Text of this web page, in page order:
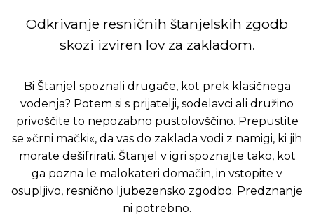
Odkrivanje resničnih štanjelskih zgodb
skozi izviren lov za zakladom.
Bi Štanjel spoznali drugače, kot prek klasičnega
vodenja? Potem si s prijatelji, sodelavci ali družino
privoščite to nepozabno pustolovščino. Prepustite
se »črni mački«, da vas do zaklada vodi z namigi, ki jih
morate dešifrirati. Štanjel v igri spoznajte tako, kot
ga pozna le malokateri domačin, in vstopite v
osupljivo, resnično ljubezensko zgodbo. Predznanje
ni potrebno.